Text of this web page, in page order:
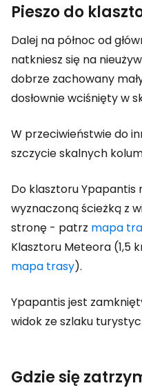
Pieszo do
Dalej na północ od
natkniesz się na
dobrze zachowany
dosłownie wciśnięty w
W przeciwieństwie do
szczycie skalnych
Do klasztoru
wyznaczoną ścieżką z
stronę - patrz mapa
Klasztoru Meteora (1,5
mapa trasy).
Ypapantis jest
widok ze szlaku
Gdzie się